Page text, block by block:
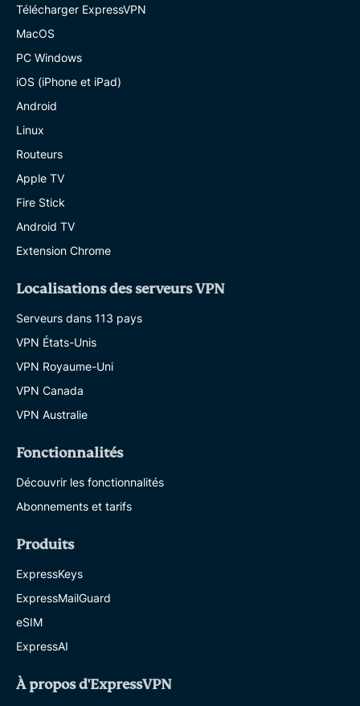
Télécharger ExpressVPN
MacOS
PC Windows
iOS (iPhone et iPad)
Android
Linux
Routeurs
Apple TV
Fire Stick
Android TV
Extension Chrome
Localisations des serveurs VPN
Serveurs dans 113 pays
VPN États-Unis
VPN Royaume-Uni
VPN Canada
VPN Australie
Fonctionnalités
Découvrir les fonctionnalités
Abonnements et tarifs
Produits
ExpressKeys
ExpressMailGuard
eSIM
ExpressAI
À propos d'ExpressVPN